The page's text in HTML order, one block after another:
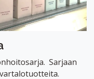
Sarjaan